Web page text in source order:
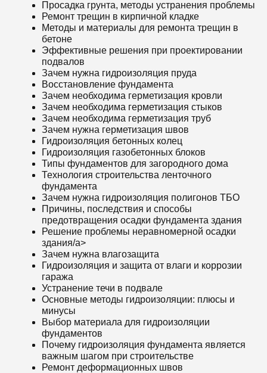
Просадка грунта, методы устранения проблемы
Ремонт трещин в кирпичной кладке
Методы и материалы для ремонта трещин в
бетоне
Эффективные решения при проектировании
подвалов
Зачем нужна гидроизоляция пруда
Восстановление фундамента
Зачем необходима герметизация кровли
Зачем необходима герметизация стыков
Зачем необходима герметизация труб
Зачем нужна герметизация швов
Гидроизоляция бетонных колец
Гидроизоляция газобетонных блоков
Типы фундаментов для загородного дома
Технология строительства ленточного
фундамента
Зачем нужна гидроизоляция полигонов ТБО
Причины, последствия и способы
предотвращения осадки фундамента здания
Решение проблемы неравномерной осадки
здания/a>
Зачем нужна влагозащита
Гидроизоляция и защита от влаги и коррозии
гаража
Устранение течи в подвале
Основные методы гидроизоляции: плюсы и
минусы
Выбор материала для гидроизоляции
фундаментов
Почему гидроизоляция фундамента является
важным шагом при строительстве
Ремонт деформационных швов